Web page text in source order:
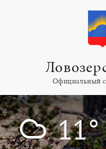
Официальный
! 11°